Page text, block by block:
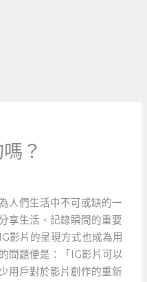
？
人們生活中不可或缺的一
享生活、記錄瞬間的重要
影片的呈現方式也成為用
問題便是：「IG影片可以
用戶對於影片創作的重新